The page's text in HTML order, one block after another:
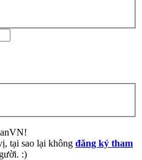
tại sao lại không đăng ký tham
:)